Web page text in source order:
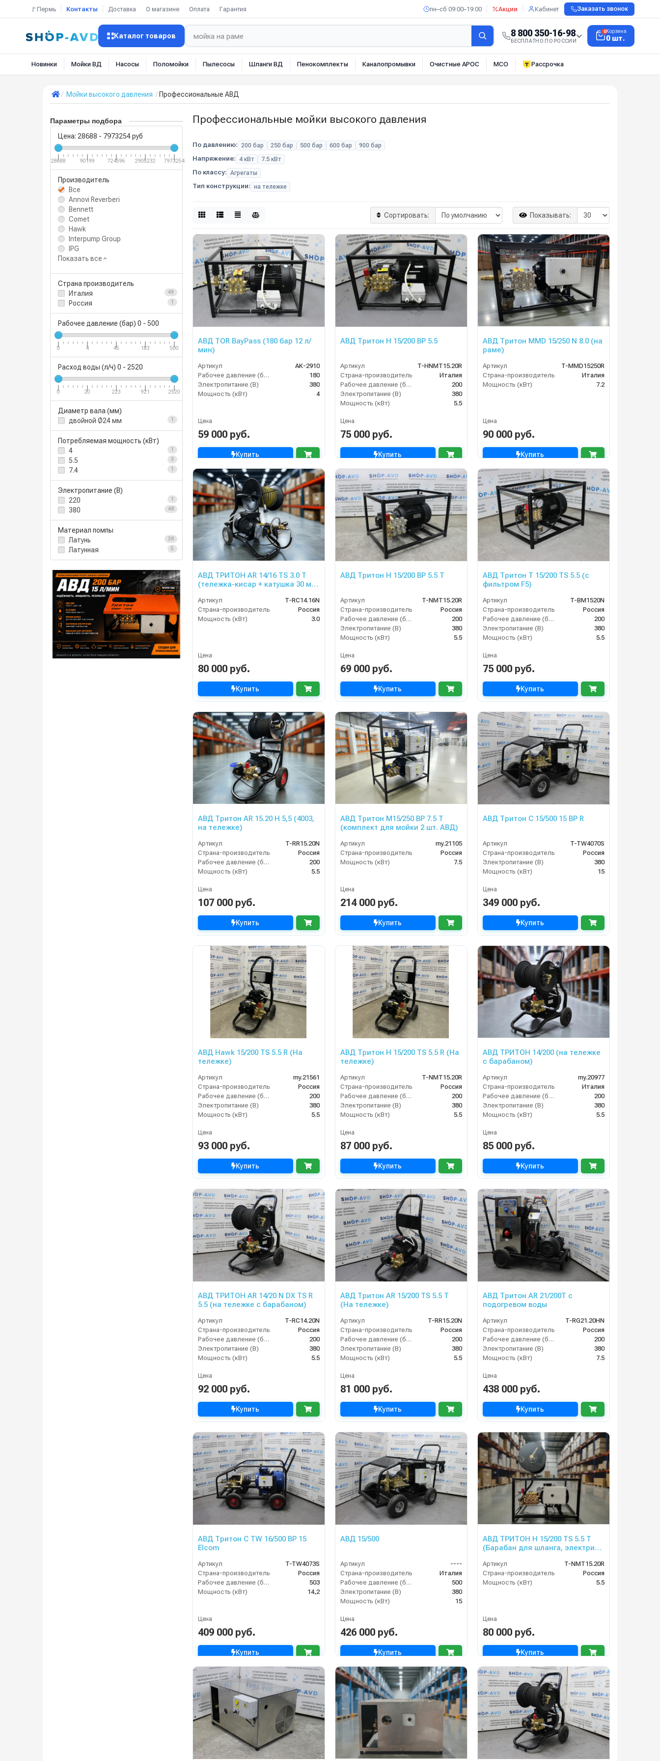
🚩Пермь Контакты Доставка О магазине Оплата Гарантия пн–сб 09:00–19:00 Акции Кабинет Заказать звонок
Каталог товаров 8 800 350-16-98
БЕСПЛАТНО ПО РОССИИ
0Корзина
0 шт.
Новинки Мойки ВД Насосы Поломойки Пылесосы Шланги ВД Пенокомплекты Каналопромывки Очистные АРОС МСО Рассрочка
Мойки высокого давления Профессиональные АВД
Параметры подбора
Цена: 28688 - 7973254руб
28688 90199 724596 2905232 7973254
Производитель
Все
Annovi Reverberi
Bennett
Comet
Hawk
Interpump Group
IPG
Показать все
Страна производитель
Италия
49
Россия 1
Рабочее давление (бар) 0 - 500
0 4 45 183 500
Расход воды (л/ч) 0 - 2520
0 20 223 921 2520
Диаметр вала (мм)
двойной Ø24 мм
1
Потребляемая мощность (кВт)
4
1
5.5 3
7.4 1
Электропитание (В)
220
1
380 48
Материал помпы
Латунь
38
Латунная 5
Профессиональные мойки высокого давления
По давлению: 200 бар 250 бар 500 бар 600 бар 900 бар
Напряжение: 4 кВт 7.5 кВт
По классу: Агрегаты
Тип конструкции: на тележке
Сортировать: Показывать:
АВД TOR BayPass (180 бар 12 л/
мин)
Артикул
AK-2910
Рабочее давление (бар)
180
Электропитание (В)
380
Мощность (кВт)
4
Цена
59 000 руб.
Купить
АВД Тритон H 15/200 BP 5.5
Артикул
T-HNMT15.20R
Страна-производитель
Италия
Рабочее давление (бар)
200
Электропитание (В)
380
Мощность (кВт)
5.5
Цена
75 000 руб.
Купить
АВД Тритон MMD 15/250 N 8.0 (на
раме)
Артикул
T-MMD15250R
Страна-производитель
Италия
Мощность (кВт)
7.2
Цена
90 000 руб.
Купить
АВД ТРИТОН AR 14/16 TS 3.0 T
(тележка-кисар + катушка 30 м
фильтр переходник )
Артикул
T-RC14.16N
Страна-производитель
Россия
Мощность (кВт)
3.0
Цена
80 000 руб.
Купить
АВД Тритон H 15/200 BP 5.5 T
Артикул
T-NMT15.20R
Страна-производитель
Россия
Рабочее давление (бар)
200
Электропитание (В)
380
Мощность (кВт)
5.5
Цена
69 000 руб.
Купить
АВД Тритон T 15/200 TS 5.5 (с
фильтром F5)
Артикул
T-BM1520N
Страна-производитель
Россия
Рабочее давление (бар)
200
Электропитание (В)
380
Мощность (кВт)
5.5
Цена
75 000 руб.
Купить
АВД Тритон AR 15.20 H 5,5 (4003,
на тележке)
Артикул
T-RR15.20N
Страна-производитель
Россия
Рабочее давление (бар)
200
Мощность (кВт)
5.5
Цена
107 000 руб.
Купить
АВД Тритон М15/250 BP 7.5 T
(комплект для мойки 2 шт. АВД)
Артикул
my.21105
Страна-производитель
Россия
Мощность (кВт)
7.5
Цена
214 000 руб.
Купить
АВД Тритон C 15/500 15 BP R
Артикул
T-TW4070S
Страна-производитель
Россия
Электропитание (В)
380
Мощность (кВт)
15
Цена
349 000 руб.
Купить
АВД Hawk 15/200 TS 5.5 R (На
тележке)
Артикул
my.21561
Страна-производитель
Россия
Рабочее давление (бар)
200
Электропитание (В)
380
Мощность (кВт)
5.5
Цена
93 000 руб.
Купить
АВД Тритон H 15/200 TS 5.5 R (На
тележке)
Артикул
T-NMT15.20R
Страна-производитель
Россия
Рабочее давление (бар)
200
Электропитание (В)
380
Мощность (кВт)
5.5
Цена
87 000 руб.
Купить
АВД ТРИТОН 14/200 (на тележке
с барабаном)
Артикул
my.20977
Страна-производитель
Италия
Рабочее давление (бар)
200
Электропитание (В)
380
Мощность (кВт)
5.5
Цена
85 000 руб.
Купить
АВД ТРИТОН AR 14/20 N DX TS R
5.5 (на тележке с барабаном)
Артикул
T-RC14.20N
Страна-производитель
Россия
Рабочее давление (бар)
200
Электропитание (В)
380
Мощность (кВт)
5.5
Цена
92 000 руб.
Купить
АВД Тритон AR 15/200 TS 5.5 T
(На тележке)
Артикул
T-RR15.20N
Страна-производитель
Россия
Рабочее давление (бар)
200
Электропитание (В)
380
Мощность (кВт)
5.5
Цена
81 000 руб.
Купить
АВД Тритон AR 21/200Т с
подогревом воды
Артикул
T-RG21.20HN
Страна-производитель
Россия
Рабочее давление (бар)
200
Электропитание (В)
380
Мощность (кВт)
7.5
Цена
438 000 руб.
Купить
АВД Тритон C TW 16/500 BP 15
Elcom
Артикул
T-TW4073S
Страна-производитель
Россия
Рабочее давление (бар)
503
Мощность (кВт)
14,2
Цена
409 000 руб.
Купить
АВД 15/500
Артикул
----
Страна-производитель
Италия
Рабочее давление (бар)
500
Электропитание (В)
380
Мощность (кВт)
15
Цена
426 000 руб.
Купить
АВД ТРИТОН H 15/200 TS 5.5 T
(Барабан для шланга, электрика
Артикул
T-NMT15.20R
Страна-производитель
Россия
Мощность (кВт)
5.5
Цена
80 000 руб.
Купить